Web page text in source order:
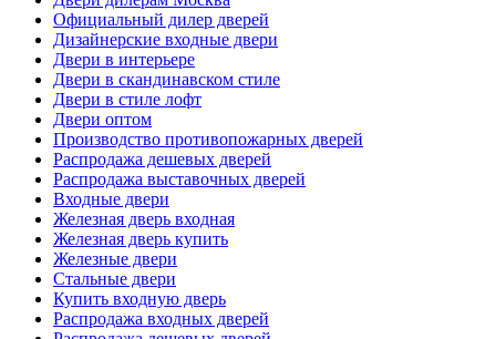
Официальный дилер дверей
Дизайнерские входные двери
Двери в интерьере
Двери в скандинавском стиле
Двери в стиле лофт
Двери оптом
Производство противопожарных дверей
Распродажа дешевых дверей
Распродажа выставочных дверей
Входные двери
Железная дверь входная
Железная дверь купить
Железные двери
Стальные двери
Купить входную дверь
Распродажа входных дверей